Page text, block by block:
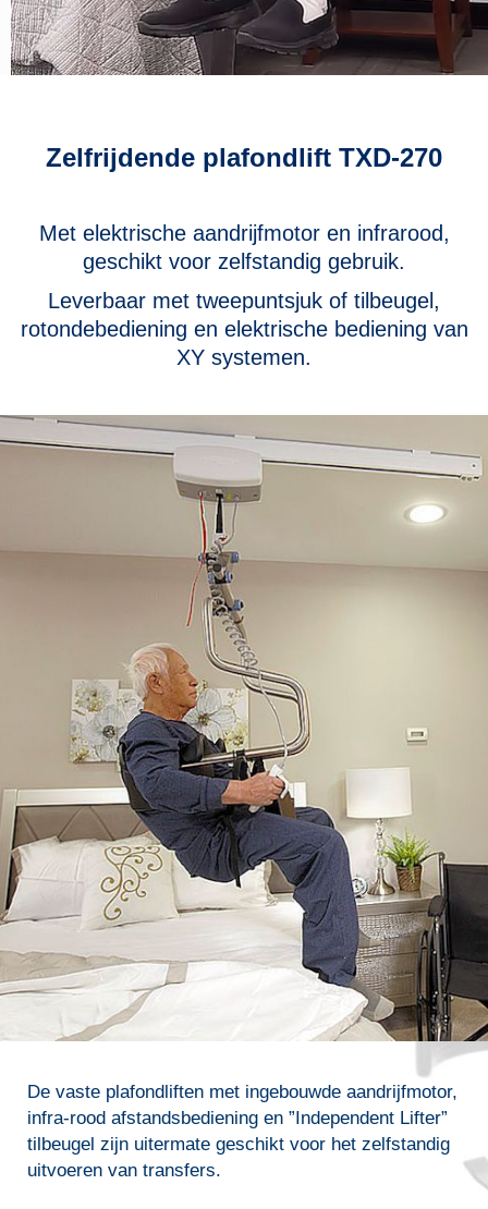
Zelfrijdende plafondlift TXD-270
Met elektrische aandrijfmotor en infrarood,
geschikt voor zelfstandig gebruik.
Leverbaar met tweepuntsjuk of tilbeugel,
rotondebediening en elektrische bediening van
XY systemen.
De vaste plafondliften met ingebouwde aandrijfmotor,
infra-rood afstandsbediening en ”Independent Lifter”
tilbeugel zijn uitermate geschikt voor het zelfstandig
uitvoeren van transfers.